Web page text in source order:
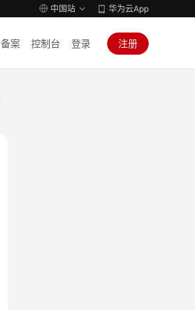
中国站 华为云App
备案 控制台 登录 注册